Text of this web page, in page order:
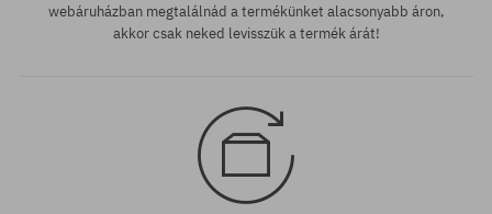
webáruházban megtalálnád a termékünket alacsonyabb áron,
akkor csak neked levisszük a termék árát!